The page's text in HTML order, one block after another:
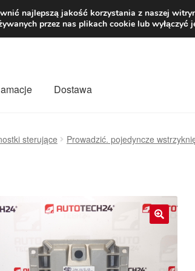
zł
Dostawa
sterujące Prowadzić. pojedyncze
najlepszą jakość korzystania z naszej
przez nas plikach cookie lub wyłączyć